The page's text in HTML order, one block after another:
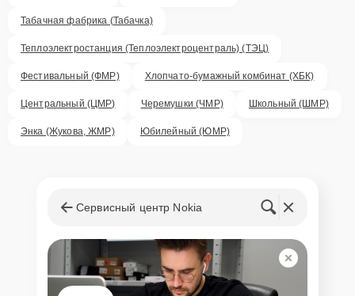
Табачная фабрика (Табачка)
Теплоэлектростанция (Теплоэлектроцентраль) (ТЭЦ)
Фестивальный (ФМР) Хлопчато-бумажный комбинат (ХБК)
Центральный (ЦМР) Черемушки (ЧМР) Школьный (ШМР)
Энка (Жукова, ЖМР) Юбилейный (ЮМР)
Сервисный центр Nokia